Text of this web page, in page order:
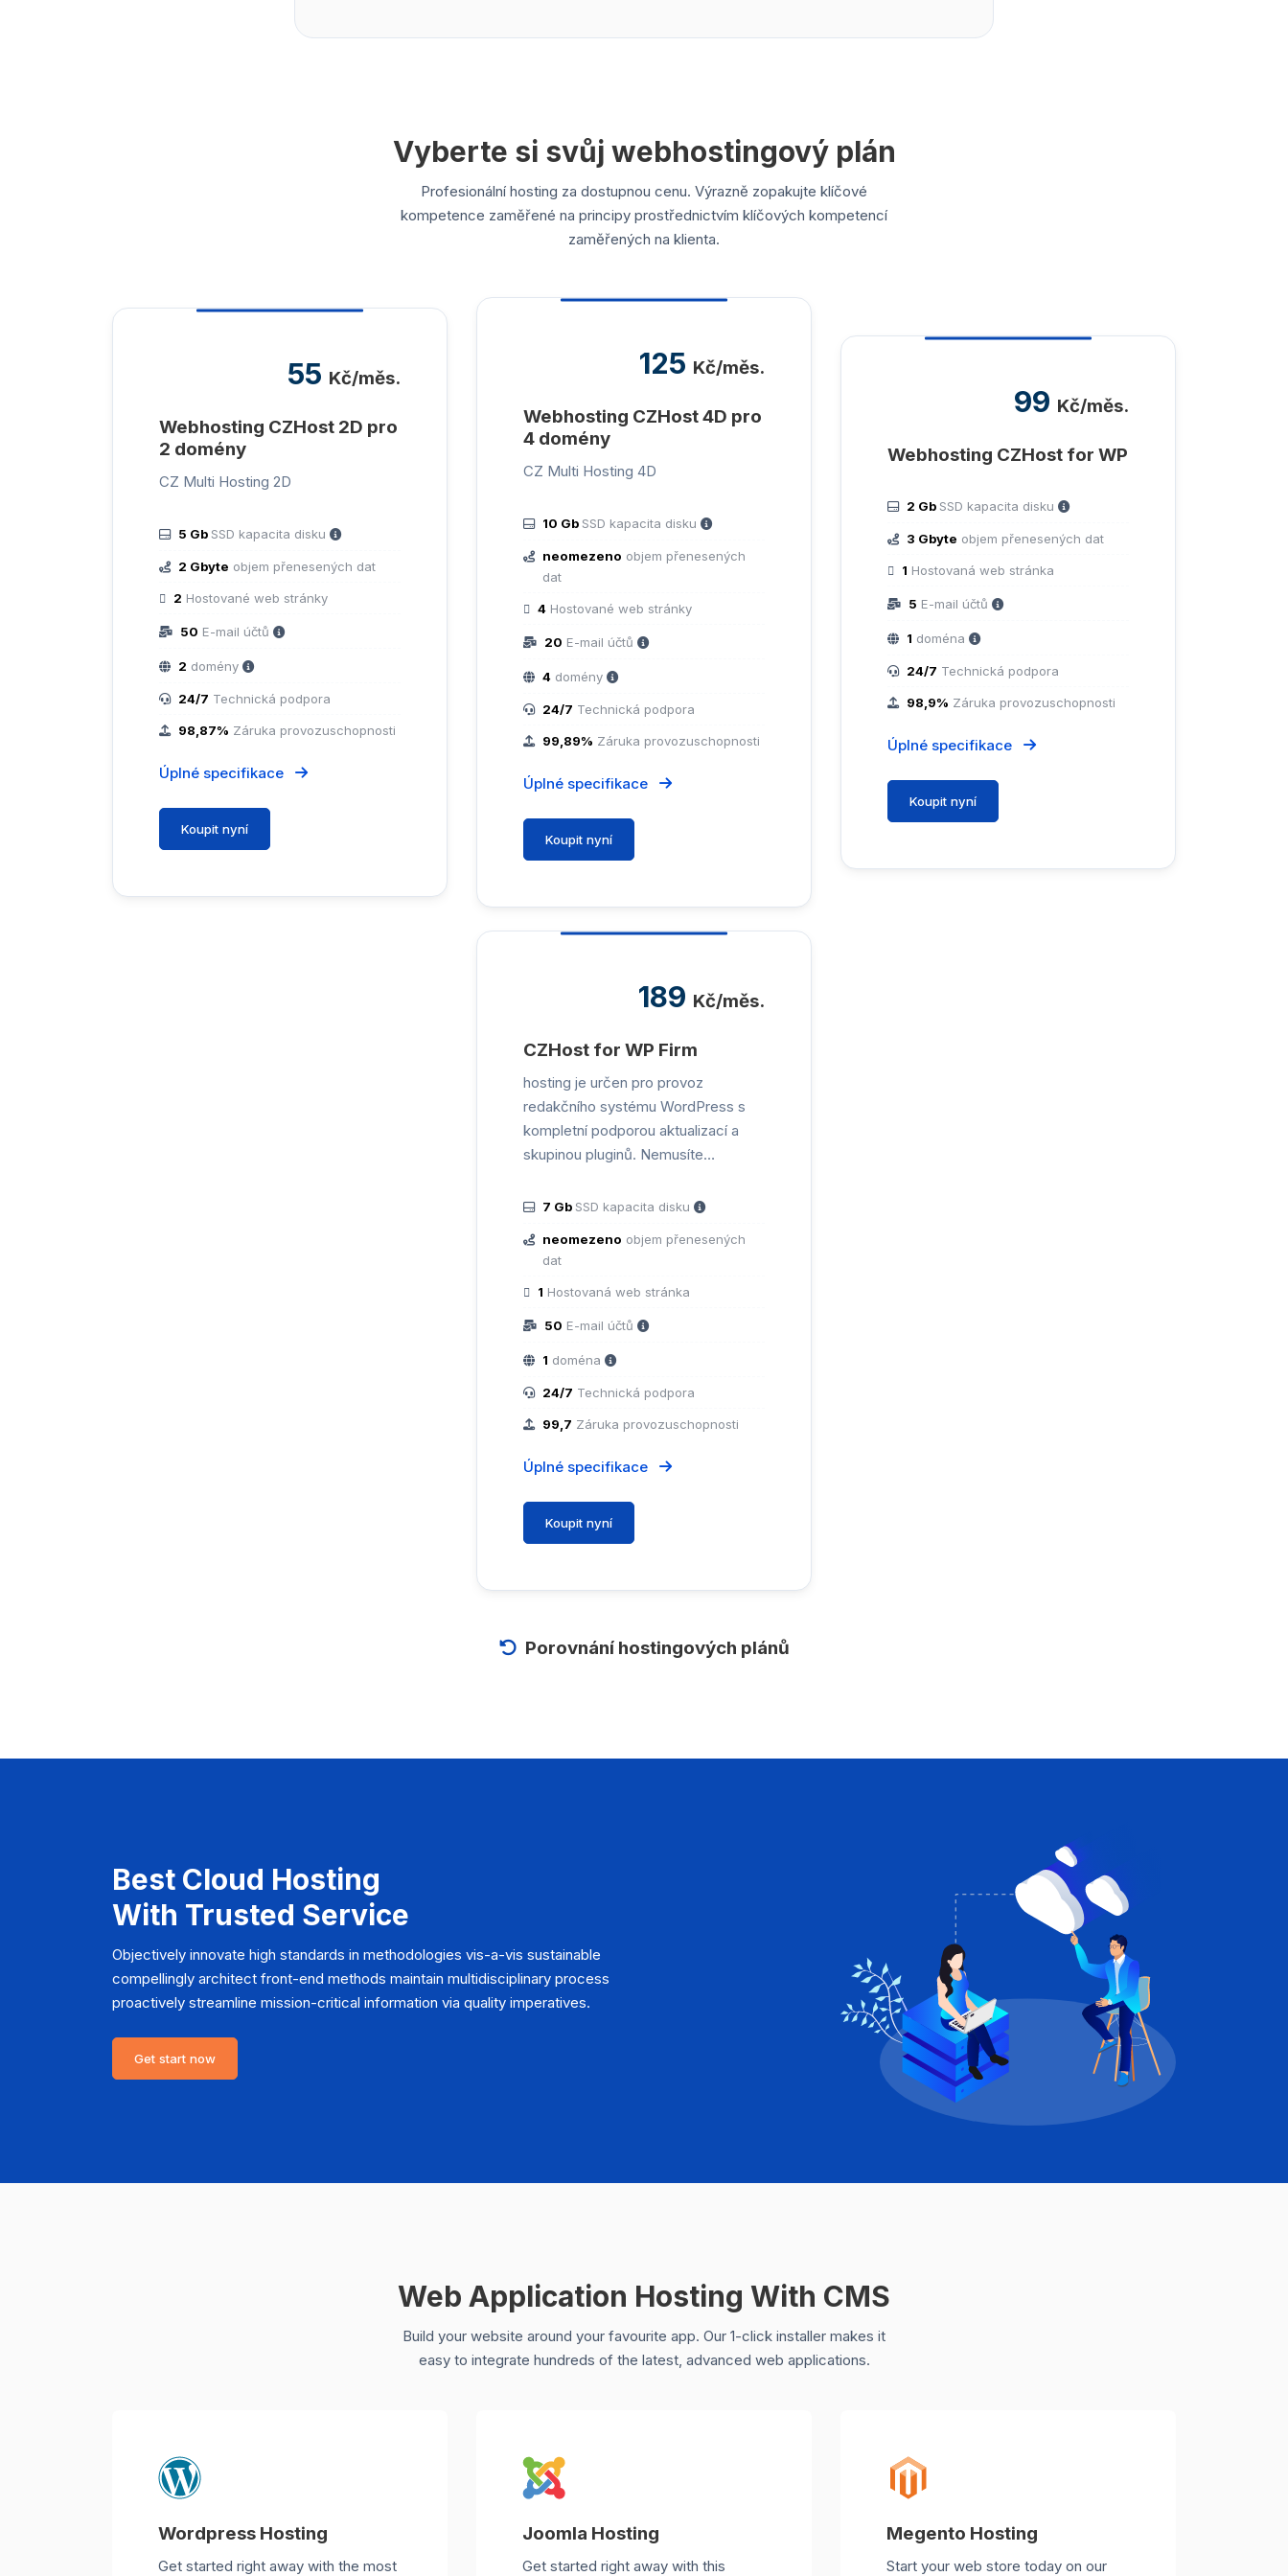
Vyberte si svůj webhostingový plán
Profesionální hosting za dostupnou cenu. Výrazně zopakujte klíčové
kompetence zaměřené na principy prostřednictvím klíčových kompetencí
zaměřených na klienta.
55 Kč/měs.
Webhosting CZHost 2D pro
2 domény
CZ Multi Hosting 2D
5 Gb SSD kapacita disku
2 Gbyte objem přenesených dat
2 Hostované web stránky
50 E-mail účtů
2 domény
24/7 Technická podpora
98,87% Záruka provozuschopnosti
Úplné specifikace
Koupit nyní
125 Kč/měs.
Webhosting CZHost 4D pro
4 domény
CZ Multi Hosting 4D
10 Gb SSD kapacita disku
neomezeno objem přenesených
dat
4 Hostované web stránky
20 E-mail účtů
4 domény
24/7 Technická podpora
99,89% Záruka provozuschopnosti
Úplné specifikace
Koupit nyní
99 Kč/měs.
Webhosting CZHost for WP
2 Gb SSD kapacita disku
3 Gbyte objem přenesených dat
1 Hostovaná web stránka
5 E-mail účtů
1 doména
24/7 Technická podpora
98,9% Záruka provozuschopnosti
Úplné specifikace
Koupit nyní
189 Kč/měs.
CZHost for WP Firm
hosting je určen pro provoz
redakčního systému WordPress s
kompletní podporou aktualizací a
skupinou pluginů. Nemusíte…
7 Gb SSD kapacita disku
neomezeno objem přenesených
dat
1 Hostovaná web stránka
50 E-mail účtů
1 doména
24/7 Technická podpora
99,7 Záruka provozuschopnosti
Úplné specifikace
Koupit nyní
Porovnání hostingových plánů
Best Cloud Hosting
With Trusted Service
Objectively innovate high standards in methodologies vis-a-vis sustainable
compellingly architect front-end methods maintain multidisciplinary process
proactively streamline mission-critical information via quality imperatives.
Get start now
Web Application Hosting With CMS
Build your website around your favourite app. Our 1-click installer makes it
easy to integrate hundreds of the latest, advanced web applications.
Wordpress Hosting
Get started right away with the most
Joomla Hosting
Get started right away with this
Megento Hosting
Start your web store today on our